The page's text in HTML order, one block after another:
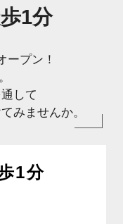
1分
ープン！
して
みませんか。
1分